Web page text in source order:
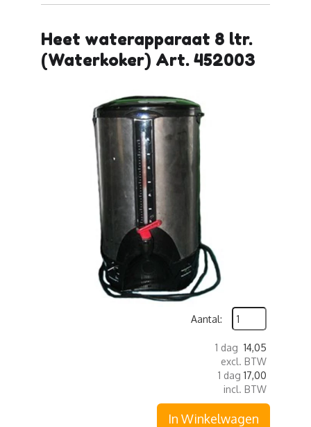
Heet waterapparaat 8 ltr.
(Waterkoker) Art. 452003
Aantal:
1 dag 14,05
excl. BTW
1 dag 17,00
incl. BTW
In Winkelwagen